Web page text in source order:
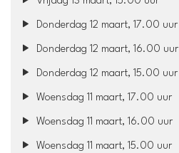
Donderdag 12 maart, 17.00 uur
Donderdag 12 maart, 16.00 uur
Donderdag 12 maart, 15.00 uur
Woensdag 11 maart, 17.00 uur
Woensdag 11 maart, 16.00 uur
Woensdag 11 maart, 15.00 uur